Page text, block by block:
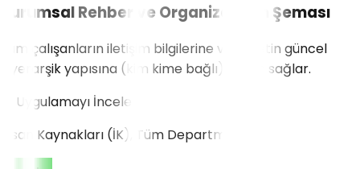
Kurumsal Rehber ve Organizasyon Şeması
Tüm çalışanların iletişim bilgilerine ve şirketin güncel
hiyerarşik yapısına (kim kime bağlı) erişim sağlar.
Uygulamayı İncele
İnsan Kaynakları (İK), Tüm Departmanlar